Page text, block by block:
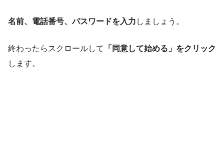
名前、電話番号、パスワードを入力 しましょう。
終わったらスクロールして
「同意して始める」をクリック
します。